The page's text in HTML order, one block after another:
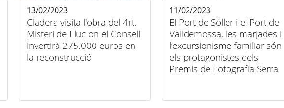
Cladera visita l'obra del 4rt.
Misteri de Lluc on el Consell
invertirà 275.000 euros en
la reconstrucció
13/02/2023
El Port de Sóller i el Port de
Valldemossa, les marjades i
l’excursionisme familiar són
els protagonistes dels
Premis de Fotografia Serra
11/02/2023